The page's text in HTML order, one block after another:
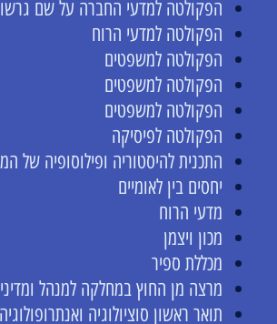
הפקולטה למדעי החברה על שם גרשון
הפקולטה למדעי הרוח
הפקולטה למשפטים
הפקולטה למשפטים
הפקולטה למשפטים
הפקולטה לפיסיקה
התכנית להיסטוריה ופילוסופיה של
יחסים בין לאומיים
מדעי הרוח
מכון ויצמן
מכללת ספיר
מרצה מן החוץ במחלקה למנהל
תואר ראשון סוציולוגיה ואנתרופולוגיה